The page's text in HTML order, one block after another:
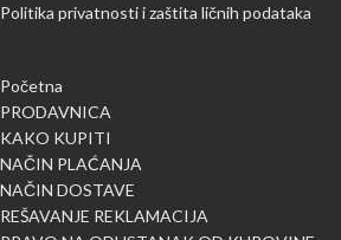
Politika privatnosti i zaštita ličnih podataka
Početna
PRODAVNICA
KAKO KUPITI
NAČIN PLAĆANJA
NAČIN DOSTAVE
REŠAVANJE REKLAMACIJA